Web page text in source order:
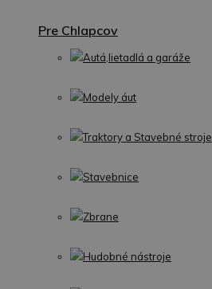
Pre Chlapcov
Autá,lietadlá a garáže
Modely áut
Traktory a Stavebné stroje
Stavebnice
Zbrane
Hudobné nástroje